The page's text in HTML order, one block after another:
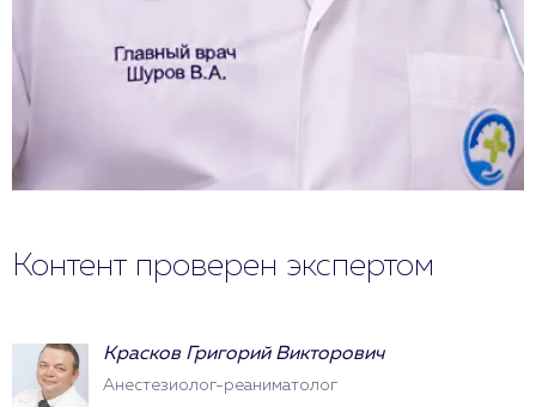
Контент проверен экспертом
Красков Григорий Викторович
Анестезиолог-реаниматолог